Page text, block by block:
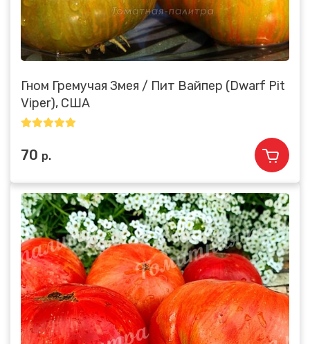
Гном Гремучая Змея / Пит Вайпер (Dwarf Pit
Viper), США
70 р.